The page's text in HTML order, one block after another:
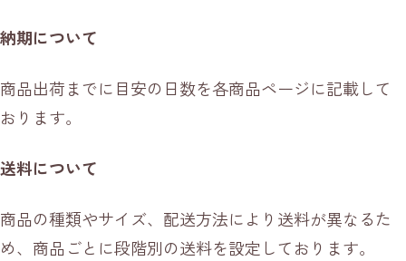
納期について
商品出荷までに目安の日数を各商品ページに記載して
おります。
送料について
商品の種類やサイズ、配送方法により送料が異なるた
め、商品ごとに段階別の送料を設定しております。